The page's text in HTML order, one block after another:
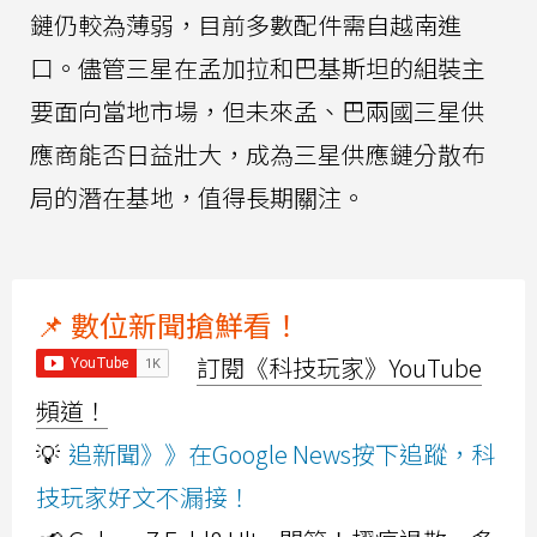
鏈仍較為薄弱，目前多數配件需自越南進
口。儘管三星在孟加拉和巴基斯坦的組裝主
要面向當地市場，但未來孟、巴兩國三星供
應商能否日益壯大，成為三星供應鏈分散布
局的潛在基地，值得長期關注。
📌 數位新聞搶鮮看！
訂閱《科技玩家》YouTube
頻道！
💡 追新聞》》在Google News按下追蹤，科
技玩家好文不漏接！